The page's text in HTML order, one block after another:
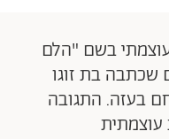
בשם "הלם
שכתבה בת זוגו
בעזה. התגובה